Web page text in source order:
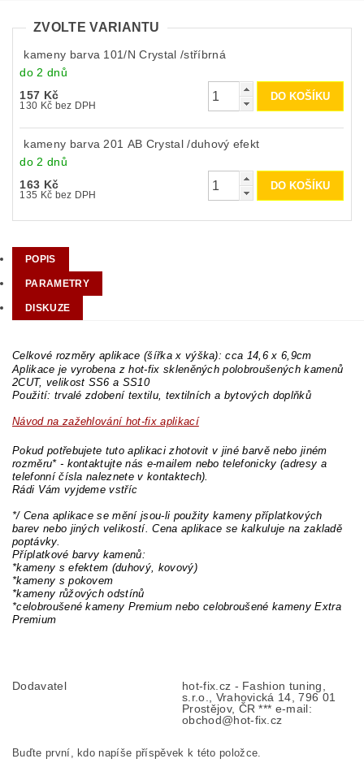
ZVOLTE VARIANTU
kameny barva 101/N Crystal /stříbrná
do 2 dnů
157 Kč
130 Kč bez DPH
kameny barva 201 AB Crystal /duhový efekt
do 2 dnů
163 Kč
135 Kč bez DPH
POPIS
PARAMETRY
DISKUZE
Celkové rozměry aplikace (šířka x výška): cca 14,6 x 6,9cm
Aplikace je vyrobena z hot-fix skleněných polobroušených kamenů
2CUT, velikost SS6 a SS10
Použití: trvalé zdobení textilu, textilních a bytových doplňků
Návod na zažehlování hot-fix aplikací
Pokud potřebujete tuto aplikaci zhotovit v jiné barvě nebo jiném
rozměru* - kontaktujte nás e-mailem nebo telefonicky (adresy a
telefonní čísla naleznete v kontaktech).
Rádi Vám vyjdeme vstříc
*/ Cena aplikace se mění jsou-li použity kameny příplatkových
barev nebo jiných velikostí. Cena aplikace se kalkuluje na zakladě
poptávky.
Příplatkové barvy kamenů:
*kameny s efektem (duhový, kovový)
*kameny s pokovem
*kameny růžových odstínů
*celobroušené kameny Premium nebo celobroušené kameny Extra
Premium
Dodavatel
hot-fix.cz - Fashion tuning,
s.r.o., Vrahovická 14, 796 01
Prostějov, ČR *** e-mail:
obchod@hot-fix.cz
Buďte první, kdo napíše příspěvek k této položce.